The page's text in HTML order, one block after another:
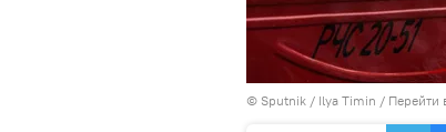
© Sputnik / Ilya Timin / Перейти